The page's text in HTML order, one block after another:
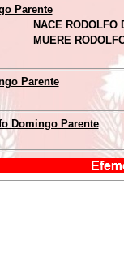
Parente
NACE RODOLFO
MUERE
Parente
Domingo Parente